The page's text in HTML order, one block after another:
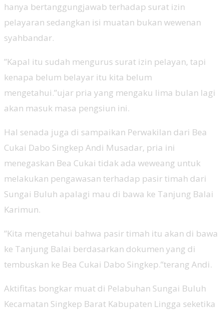
hanya bertanggungjawab terhadap surat izin
pelayaran sedangkan isi muatan bukan wewenan
syahbandar.
”Kapal itu sudah mengurus surat izin pelayan, tapi
kenapa belum belayar itu kita belum
mengetahui.”ujar pria yang mengaku lima bulan lagi
akan masuk masa pengsiun ini.
Hal senada juga di sampaikan Perwakilan dari Bea
Cukai Dabo Singkep Andi Musadar, pria ini
menegaskan Bea Cukai tidak ada weweang untuk
melakukan pengawasan terhadap pasir timah dari
Sungai Buluh apalagi mau di bawa ke Tanjung Balai
Karimun.
”Kita mengetahui bahwa pasir timah itu akan di bawa
ke Tanjung Balai berdasarkan dokumen yang di
tembuskan ke Bea Cukai Dabo Singkep.”terang Andi.
Aktifitas bongkar muat di Pelabuhan Sungai Buluh
Kecamatan Singkep Barat Kabupaten Lingga seketika